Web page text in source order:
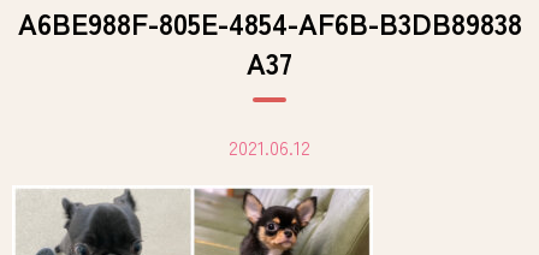
A6BE988F-805E-4854-AF6B-B3DB89838
A37
2021.06.12